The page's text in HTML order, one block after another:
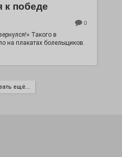
к победе
0
Такого в
на плакатах болельщиков.
ещё...